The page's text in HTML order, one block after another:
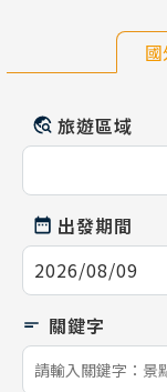
旅遊區域
出發期間